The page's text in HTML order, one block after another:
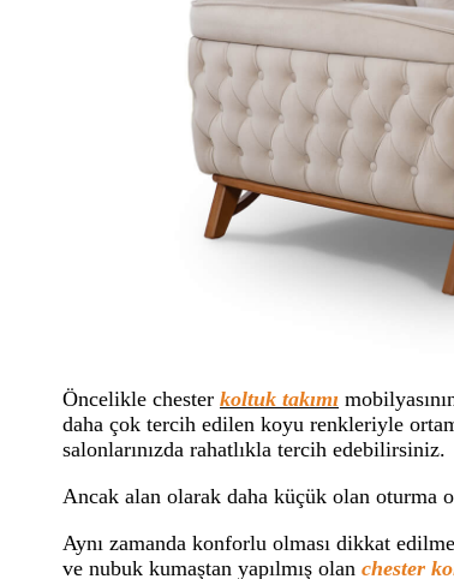
Öncelikle chester koltuk takımı
daha çok tercih edilen koyu renkleriyle
salonlarınızda rahatlıkla tercih edebilirsiniz.
Ancak alan olarak daha küçük olan oturma
Aynı zamanda konforlu olması dikkat
ve nubuk kumaştan yapılmış olan chester